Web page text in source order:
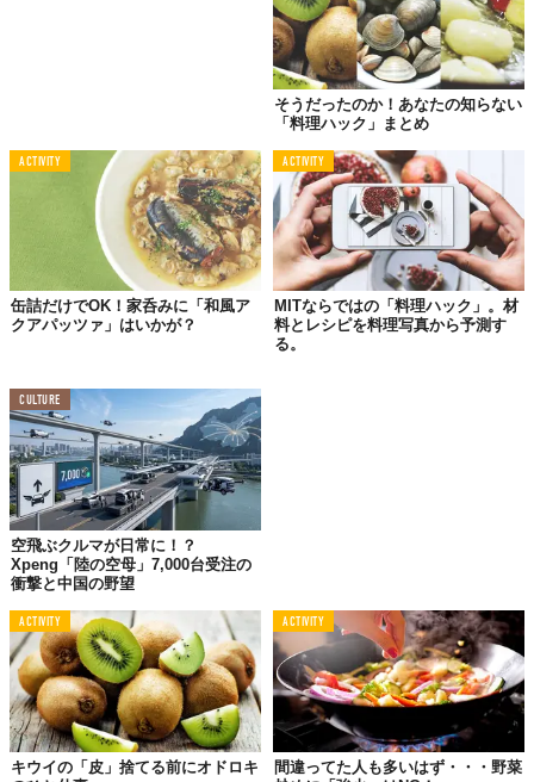
アサリの砂抜きが終わってすぐに調理したり、すぐに冷蔵庫に入
れてはもったいない！ アサリの持つうま味成分コハク酸をさらに
引き出すために、濡らして絞ったキッチンタオルをかけて乾燥を
アサリはエラ呼吸ができなくなり苦しくなると、コハク酸を作り
ます。ちょっぴりかわいそうですが、強いストレスをかけること
で貝類特有のうま味成分が引き出されるのです。
冷蔵庫の方が鮮度が長持ちして美味しい気がするかもしれません
が、冷蔵の温度ではコハク酸が増えにくいと言われています。こ
うしてしっかりとうま味を引き出す一手間によって、最高に美味
しい状態でアサリを食べることができます。ぜひ試してみてくだ
さい！
フードクリエイティブファクトリー
「大切な人との暮らしをもっと楽しく」を企業理念と
する食のクリエイティブに特化した企画制作チームで
す。食の企画、レシピ・商品開発、執筆、メディア出
演、イベントなどを手がけています。
そうだったのか！あなたの知らない
「料理ハック」まとめ
ACTIVITY
缶詰だけでOK！家呑みに「和風ア
クアパッツァ」はいかが？
ACTIVITY
MITならではの「料理ハック」。材
料とレシピを料理写真から予測す
る。
CULTURE
空飛ぶクルマが日常に！？
Xpeng「陸の空母」7,000台受注の
衝撃と中国の野望
ACTIVITY
キウイの「皮」捨てる前にオドロキ
ACTIVITY
間違ってた人も多いはず・・・野菜